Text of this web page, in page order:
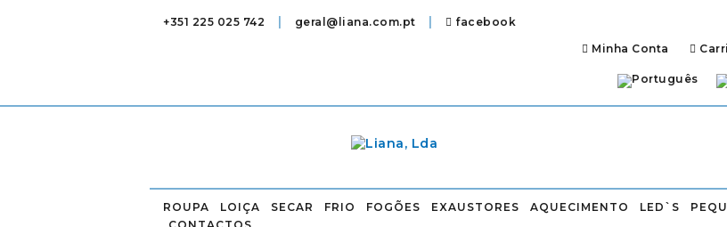
+351 225 025 742 | geral@liana.com.pt | facebook
Minha Conta
ROUPA LOIÇA SECAR FRIO FOGÕES EXAUSTORES AQUECIMENTO LED`S